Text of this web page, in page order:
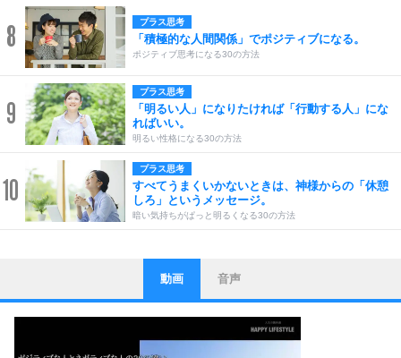
8 プラス思考
「積極的な人間関係」でポジティブになる。
ポジティブ思考になる30の方法
9
プラス思考
「明るい人」になりたければ「行動する人」にな
ればいい。
明るい性格になる30の方法
10
プラス思考
すべてうまくいかないときは、神様からの「休憩
しろ」というメッセージ。
暗い気持ちがぱっと明るくなる30の方法
1
ストレス対策
他人と比べない。
いっそのこと、他人を見ない。
いらいらしない人になる30の方法
動画 音声